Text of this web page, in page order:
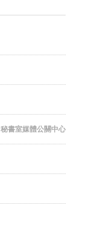
秘書室媒體公關中心